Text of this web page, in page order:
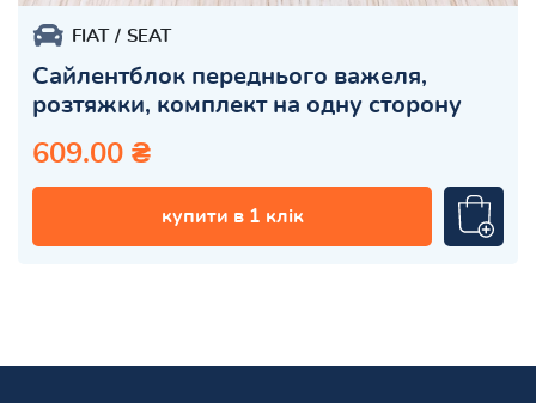
FIAT SEAT
Сайлентблок переднього важеля,
розтяжки, комплект на одну сторону
609.00 ₴
купити в 1 клік